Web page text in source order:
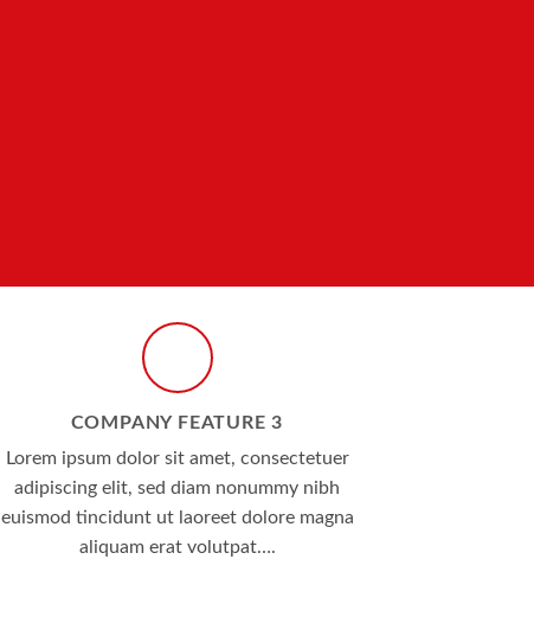
COMPANY FEATURE 3
Lorem ipsum dolor sit amet, consectetuer
adipiscing elit, sed diam nonummy nibh
euismod tincidunt ut laoreet dolore magna
aliquam erat volutpat….